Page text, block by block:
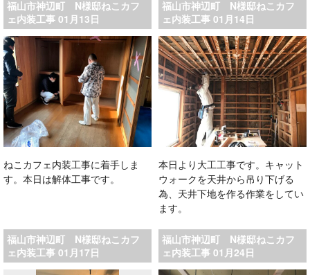
福山市神辺町 N様邸ねこカフ
ェ内装工事 01月13日
ねこカフェ内装工事に着手しま
す。本日は解体工事です。
福山市神辺町 N様邸ねこカフ
ェ内装工事 01月14日
本日より大工工事です。キャット
ウォークを天井から吊り下げる
為、天井下地を作る作業をしてい
ます。
福山市神辺町 N様邸ねこカフ
ェ内装工事 01月17日
福山市神辺町 N様邸ねこカフ
ェ内装工事 01月24日